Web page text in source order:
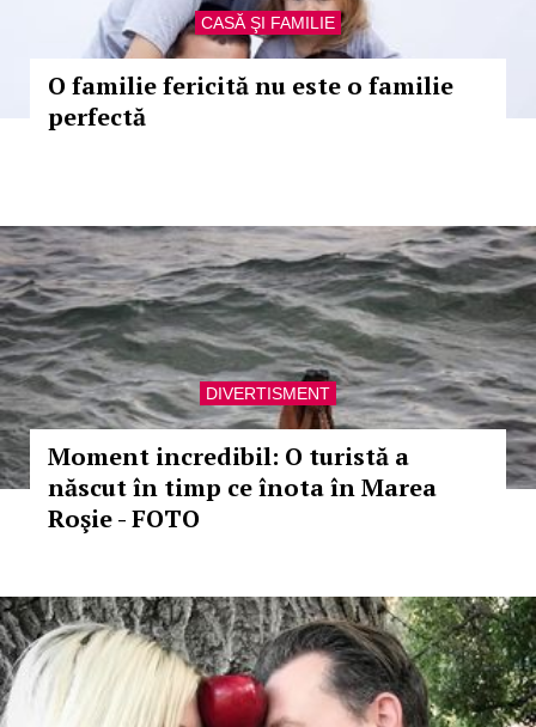
CASĂ ŞI FAMILIE
O familie fericită nu este o familie
perfectă
DIVERTISMENT
Moment incredibil: O turistă a
născut în timp ce înota în Marea
Roşie - FOTO